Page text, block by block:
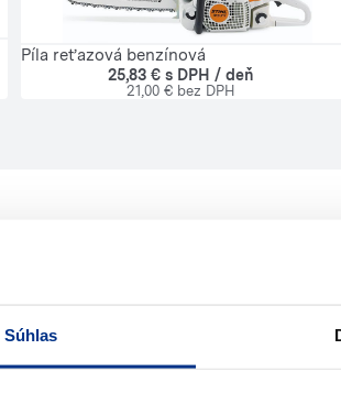
Súhlas
Píla reťazová benzínová
25,83 € s DPH / deň
21,00 € bez DPH
Kontaktujte nás